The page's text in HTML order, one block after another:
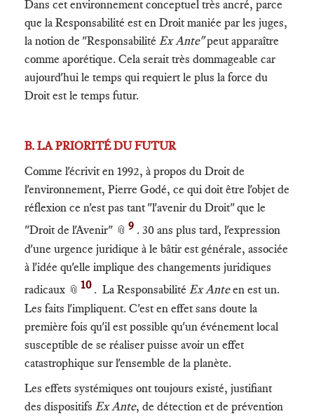
Dans cet environnement conceptuel très ancré, parce
que la Responsabilité est en Droit maniée par les juges,
la notion de "Responsabilité Ex Ante"peut apparaître
comme aporétique. Cela serait très dommageable car
aujourd'hui le temps qui requiert le plus la force du
Droit est le temps futur.
B. LA PRIORITÉ DU FUTUR
Comme l'écrivit en 1992, à propos du Droit de
l'environnement, Pierre Godé, ce qui doit être l'objet de
réflexion ce n'est pas tant "l'avenir du Droit" que le
"Droit de l'Avenir" 📎 9 . 30 ans plus tard, l'expression
d'une urgence juridique à le bâtir est générale, associée
à l'idée qu'elle implique des changements juridiques
radicaux 📎 10 . La Responsabilité Ex Anteen est un.
Les faits l'impliquent. C'est en effet sans doute la
première fois qu'il est possible qu'un événement local
susceptible de se réaliser puisse avoir un effet
catastrophique sur l'ensemble de la planète.
Les effets systémiques ont toujours existé, justifiant
des dispositifs Ex Ante, de détection et de prévention